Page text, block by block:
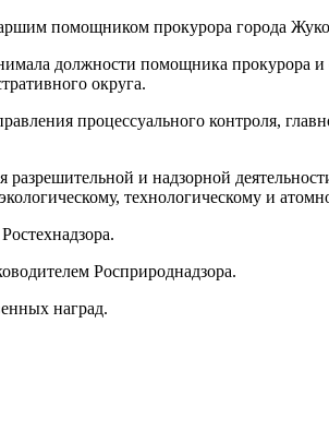
помощником прокурора города
должности помощника
округа.
процессуального контроля,
и надзорной
технологическому и
Росприроднадзора.
наград.